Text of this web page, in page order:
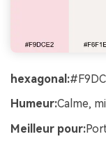
hexagonal:
Humeur:Calme,
Meilleur pour: